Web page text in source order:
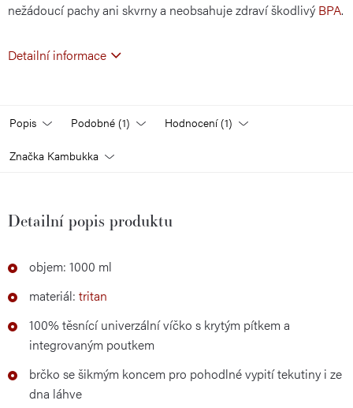
nežádoucí pachy ani skvrny a neobsahuje zdraví škodlivý BPA.
Detailní informace
Popis Podobné (1) Hodnocení (1)
Značka Kambukka
Detailní popis produktu
objem: 1000 ml
materiál: tritan
100% těsnící univerzální víčko s krytým pítkem a
integrovaným poutkem
brčko se šikmým koncem pro pohodlné vypití tekutiny i ze
dna láhve